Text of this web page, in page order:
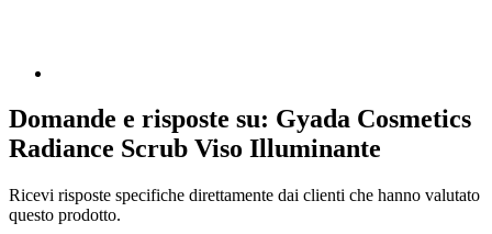
Domande e risposte su: Gyada Cosmetics
Radiance Scrub Viso Illuminante
Ricevi risposte specifiche direttamente dai clienti che hanno valutato
questo prodotto.